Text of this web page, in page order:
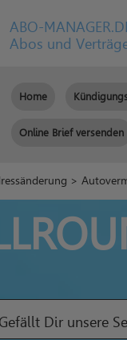
ABO-
Abos und
Home
Online Brief versenden
>
Gefällt Dir unsere